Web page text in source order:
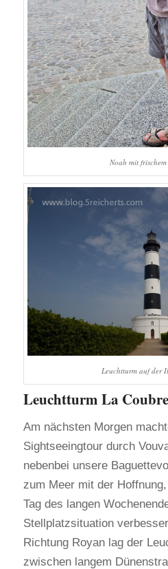
Noah mit
Leuchtturm auf der
Leuchtturm La Coubre
Am nächsten Morgen
Sightseeingtour durch
nebenbei unsere
zum Meer mit der
Tag des langen
Stellplatzsituation
Richtung Royan lag der
zwischen langem